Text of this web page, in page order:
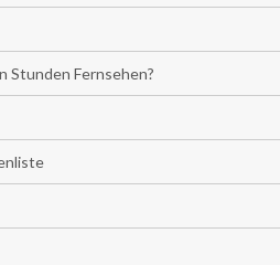
Stunden Fernsehen?